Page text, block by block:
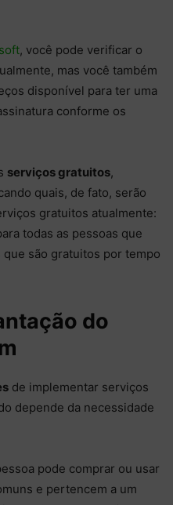
, você pode verificar o
mas você também
disponível para ter uma
conforme os
serviços gratuitos,
quais, de fato, serão
gratuitos atualmente:
todas as pessoas que
são gratuitos por tempo
do
de implementar serviços
depende da necessidade
pode comprar ou usar
e pertencem a um